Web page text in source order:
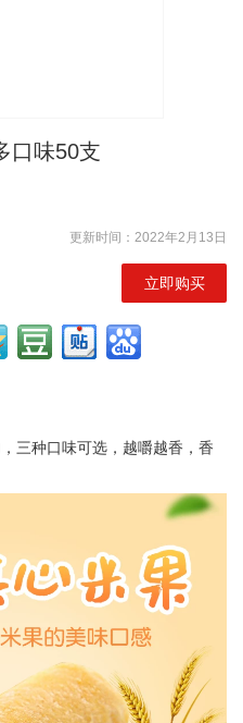
口味50支
更新时间：2022年2月13日
立即购买
三种口味可选，越嚼越香，香